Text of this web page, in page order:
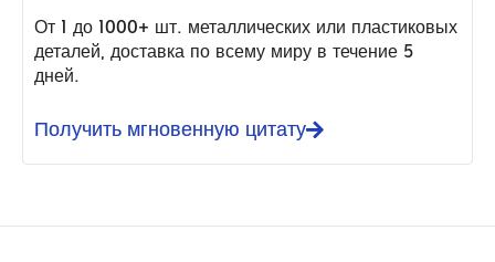
От 1 до 1000+ шт. металлических или пластиковых
деталей, доставка по всему миру в течение 5
дней.
Получить мгновенную цитату